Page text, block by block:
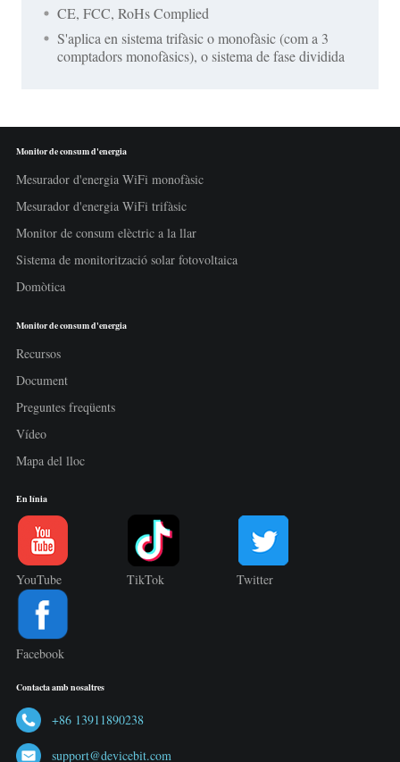
CE, FCC, RoHs Complied
S'aplica en sistema trifàsic o monofàsic (com a 3
comptadors monofàsics), o sistema de fase dividida
Monitor de consum d'energia
Mesurador d'energia WiFi monofàsic
Mesurador d'energia WiFi trifàsic
Monitor de consum elèctric a la llar
Sistema de monitorització solar fotovoltaica
Domòtica
Monitor de consum d'energia
Recursos
Document
Preguntes freqüents
Vídeo
Mapa del lloc
En línia
YouTube TikTok Twitter
Facebook
Contacta amb nosaltres
+86 13911890238
support@devicebit.com